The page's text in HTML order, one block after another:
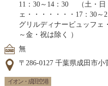
11：30～14：30 （土・日
ェ・・・・・・・17：30～
グリルディナービュッフェ
～金・祝は除く ）
無
〒286-0127 千葉県成田市小
イオン・成田空港